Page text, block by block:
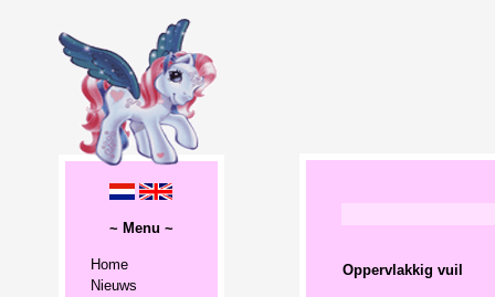
~ Menu ~
Home
Nieuws
Oppervlakkig vuil